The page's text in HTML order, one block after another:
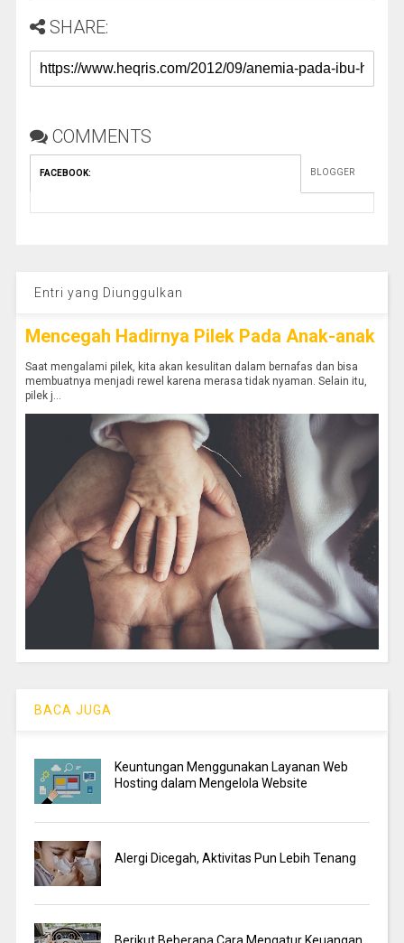
SHARE:
COMMENTS
FACEBOOK: BLOGGER
Entri yang Diunggulkan
Mencegah Hadirnya Pilek Pada Anak-anak
Saat mengalami pilek, kita akan kesulitan dalam bernafas dan bisa
membuatnya menjadi rewel karena merasa tidak nyaman. Selain itu,
pilek j...
BACA JUGA
Keuntungan Menggunakan Layanan Web
Hosting dalam Mengelola Website
Alergi Dicegah, Aktivitas Pun Lebih Tenang